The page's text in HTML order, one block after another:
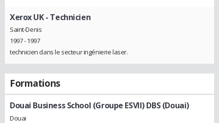
Xerox UK- Technicien
Saint-Denis
1997 - 1997
technicien dans le secteur ingénierie laser.
Formations
Douai Business School (Groupe ESVII) DBS (Douai)
Douai